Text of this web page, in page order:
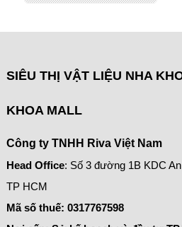
SIÊU THỊ VẬT LIỆU NHA
KHOA MALL
Công ty TNHH Riva Việt Nam
Head Office: Số 3 đường 1B KDC
TP HCM
Mã số thuế: 0317767598